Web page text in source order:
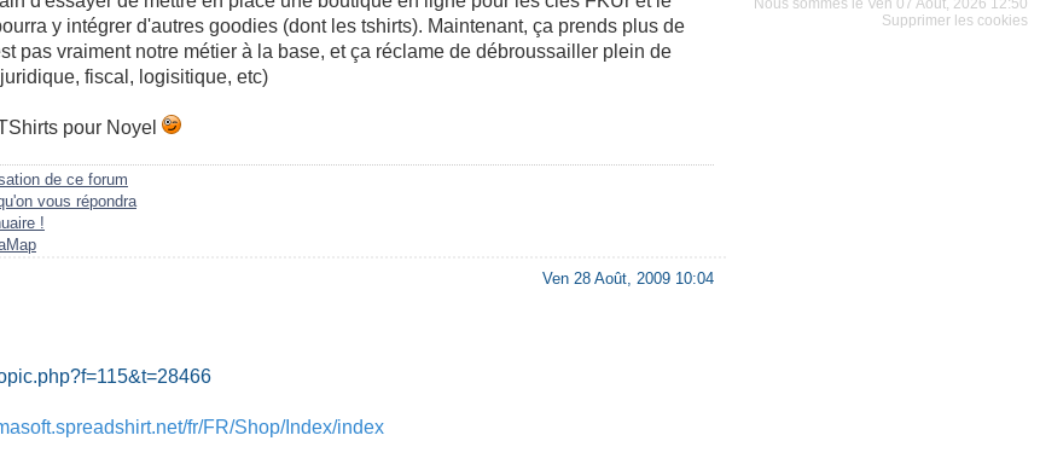
Nous sommes le Ven 07 Août, 2026 12:50
Supprimer les cookies
y intégrer d'autres goodies (dont les tshirts). Maintenant, ça prends plus de
pas vraiment notre métier à la base, et ça réclame de débroussailler plein de
fiscal, logisitique, etc)
pour Noyel
de ce forum
vous répondra
!
Ven 28 Août, 2009 10:04
fr/FR/Shop/Index/index